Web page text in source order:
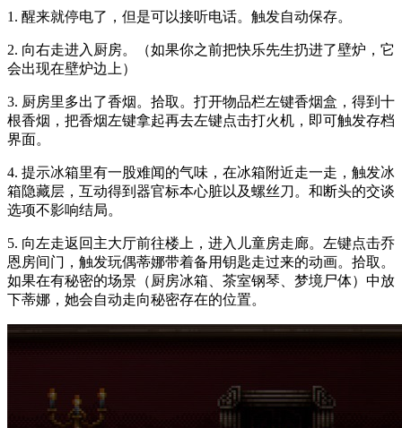
1. 醒来就停电了，但是可以接听电话。触发自动保存。
2. 向右走进入厨房。（如果你之前把快乐先生扔进了壁炉，它
会出现在壁炉边上）
3. 厨房里多出了香烟。拾取。打开物品栏左键香烟盒，得到十
根香烟，把香烟左键拿起再去左键点击打火机，即可触发存档
界面。
4. 提示冰箱里有一股难闻的气味，在冰箱附近走一走，触发冰
箱隐藏层，互动得到器官标本心脏以及螺丝刀。和断头的交谈
选项不影响结局。
5. 向左走返回主大厅前往楼上，进入儿童房走廊。左键点击乔
恩房间门，触发玩偶蒂娜带着备用钥匙走过来的动画。拾取。
如果在有秘密的场景（厨房冰箱、茶室钢琴、梦境尸体）中放
下蒂娜，她会自动走向秘密存在的位置。